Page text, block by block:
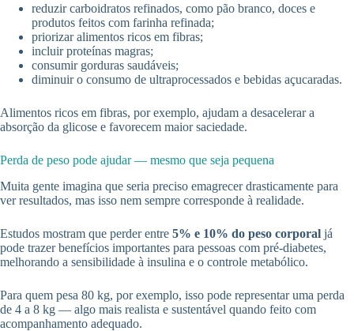
reduzir carboidratos refinados, como pão branco, doces e
produtos feitos com farinha refinada;
priorizar alimentos ricos em fibras;
incluir proteínas magras;
consumir gorduras saudáveis;
diminuir o consumo de ultraprocessados e bebidas açucaradas.
Alimentos ricos em fibras, por exemplo, ajudam a desacelerar a
absorção da glicose e favorecem maior saciedade.
Perda de peso pode ajudar — mesmo que seja pequena
Muita gente imagina que seria preciso emagrecer drasticamente para
ver resultados, mas isso nem sempre corresponde à realidade.
Estudos mostram que perder entre 5% e 10% do peso corporal já
pode trazer benefícios importantes para pessoas com pré-diabetes,
melhorando a sensibilidade à insulina e o controle metabólico.
Para quem pesa 80 kg, por exemplo, isso pode representar uma perda
de 4 a 8 kg — algo mais realista e sustentável quando feito com
acompanhamento adequado.